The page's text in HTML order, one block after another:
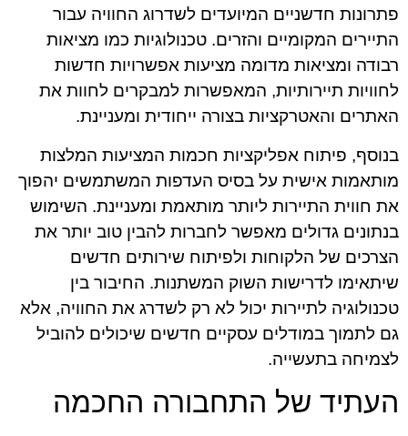
פתרונות חדשניים המיועדים לשדרוג החוויה עבור
התיירים המקומיים והזרים. טכנולוגיות כמו מציאות
רבודה ומציאות מדומה מציעות אפשרויות חדשות
לחוויות תיירותיות, המאפשרות למבקרים לחוות את
האתרים והאטרקציות בצורה ייחודית ומעניינת.
בנוסף, פיתוח אפליקציות חכמות המציעות המלצות
מותאמות אישית על בסיס העדפות המשתמשים יהפוך
את חווית התיירות ליותר מותאמת ומעניינת. השימוש
בנתונים גדולים מאפשר לחברות להבין טוב יותר את
הצרכים של הלקוחות ולפיתוח שירותים חדשים
שיתאימו לדרישות השוק המשתנות. החיבור בין
טכנולוגיה לתיירות יכול לא רק לשדרג את החוויה, אלא
גם לתמוך במודלים עסקיים חדשים שיכולים להוביל
לצמיחה בתעשייה.
העתיד של התחבורה החכמה